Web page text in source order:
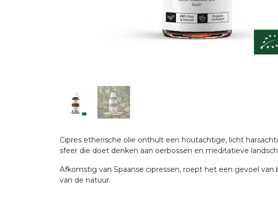
Cipres etherische olie onthult een houtachtige, licht
sfeer die doet denken aan oerbossen en meditatieve
Afkomstig van Spaanse cipressen, roept het een gevoel
van de natuur.